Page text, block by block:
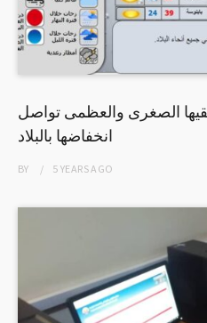
الصغرى والعظمى تواصل
انخفاضها بالبلاد
BY 5 YEARSAGO